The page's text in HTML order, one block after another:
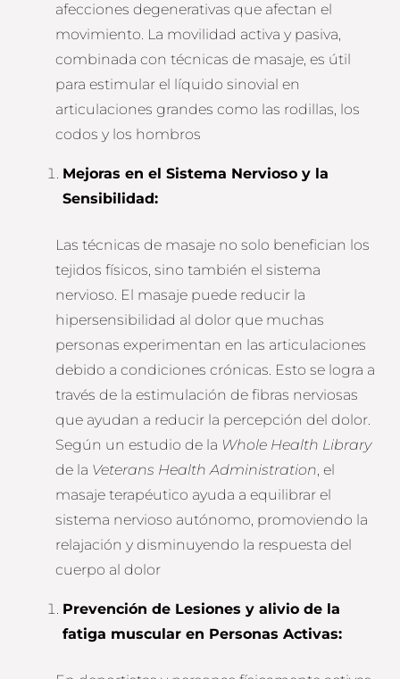
afecciones degenerativas que afectan el
movimiento. La movilidad activa y pasiva,
combinada con técnicas de masaje, es útil
para estimular el líquido sinovial en
articulaciones grandes como las rodillas, los
codos y los hombros
Mejoras en el Sistema Nervioso y la
Sensibilidad:
Las técnicas de masaje no solo benefician los
tejidos físicos, sino también el sistema
nervioso. El masaje puede reducir la
hipersensibilidad al dolor que muchas
personas experimentan en las articulaciones
debido a condiciones crónicas. Esto se logra a
través de la estimulación de fibras nerviosas
que ayudan a reducir la percepción del dolor.
Según un estudio de la Whole Health Library
de la Veterans Health Administration, el
masaje terapéutico ayuda a equilibrar el
sistema nervioso autónomo, promoviendo la
relajación y disminuyendo la respuesta del
cuerpo al dolor​
Prevención de Lesiones y alivio de la
fatiga muscular en Personas Activas: